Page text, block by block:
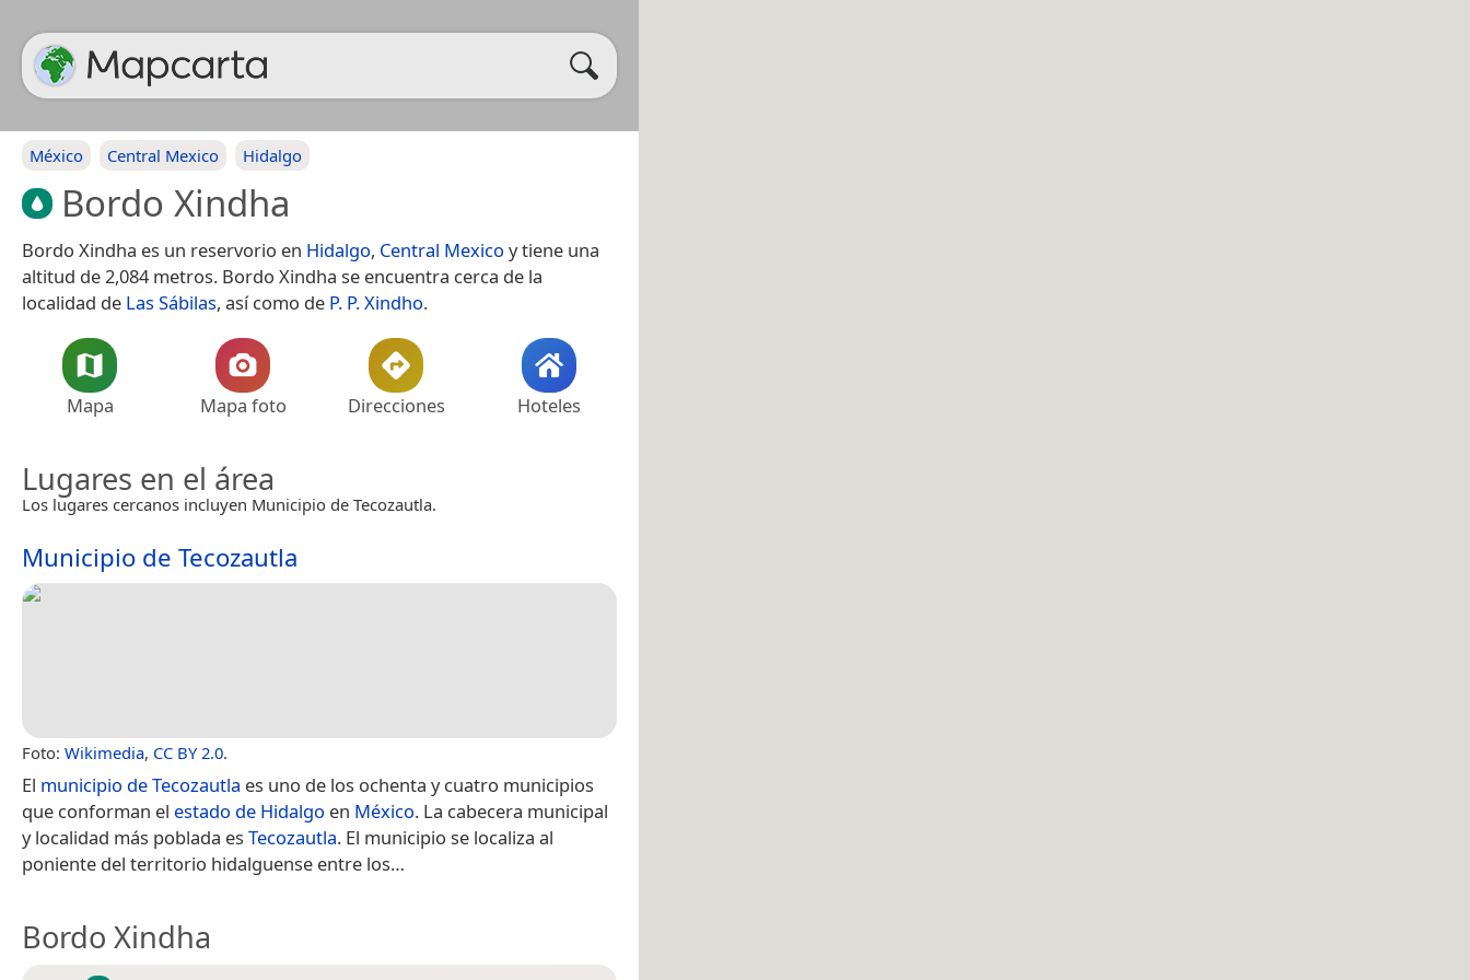
México Central Mexico Hidalgo
Bordo Xindha
Bordo Xindha es un reservorio en Hidalgo, Central Mexico y tiene una
altitud de 2,084 metros. Bordo Xindha se encuentra cerca de la
localidad de Las Sábilas, así como de P. P. Xindho.
Mapa Mapa foto Direcciones Hoteles
Lugares en el área
Los lugares cercanos incluyen Municipio de Tecozautla.
Municipio de Tecozautla
Foto: Wikimedia, CC BY 2.0.
El municipio de Tecozautla es uno de los ochenta y cuatro municipios
que conforman el estado de Hidalgo en México. La cabecera municipal
y localidad más poblada es Tecozautla.​​ El municipio se localiza al
poniente del territorio hidalguense entre los…
Bordo Xindha